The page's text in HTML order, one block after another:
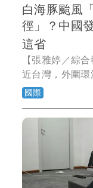
白海豚颱風
徑」？中國
這省
【張雅婷／綜
近台灣，外圍
地，不過大方
中國氣象台預估
月強颱巴威，
國際